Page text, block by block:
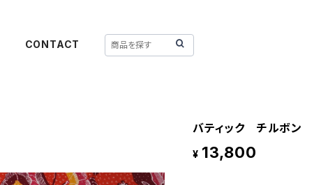
CONTACT
バティック チルボン
¥ 13,800